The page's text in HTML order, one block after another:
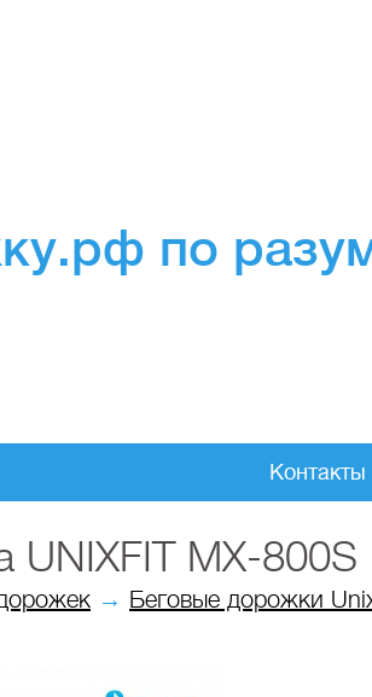
по
Контакты
UNIXFIT MX-
→ Беговые дорожки